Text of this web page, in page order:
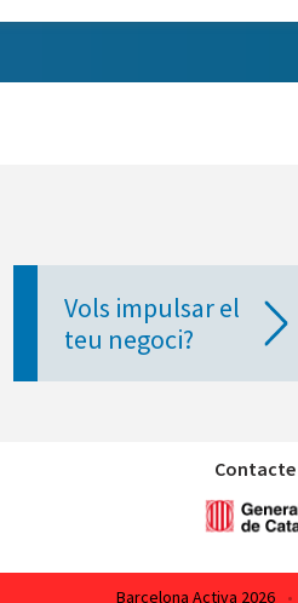
Vols impulsar el
teu negoci?
Contacte
Barcelona Activa 2026 •